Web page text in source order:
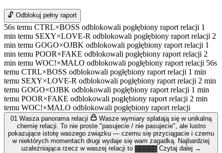
🔓 Odblokuj pełny raport
56s temu CTRL×BOSS odblokowali pogłębiony raport relacji 1
min temu SEXY×LOVE-R odblokowali pogłębiony raport relacji 2
min temu GOGO×OJBK odblokowali pogłębiony raport relacji 1
min temu POOR×FAKE odblokowali pogłębiony raport relacji 2
min temu WOC!×MALO odblokowali pogłębiony raport relacji 56s
temu CTRL×BOSS odblokowali pogłębiony raport relacji 1 min
temu SEXY×LOVE-R odblokowali pogłębiony raport relacji 2 min
temu GOGO×OJBK odblokowali pogłębiony raport relacji 1 min
temu POOR×FAKE odblokowali pogłębiony raport relacji 2 min
temu WOC!×MALO odblokowali pogłębiony raport relacji
01 Wasza panorama relacji
Wasze wymiary splatają się w unikalną
chemię relacji. To nie proste "pasujecie / nie pasujecie", ale lustro
pokazujące istotę waszego związku — czemu się przyciągacie i czemu
w niektórych momentach drugi wydaje się wam zagadką. Najbardziej
uzależniająca rzecz w waszej relacji to ▓▓▓▓▓ Czytaj dalej →